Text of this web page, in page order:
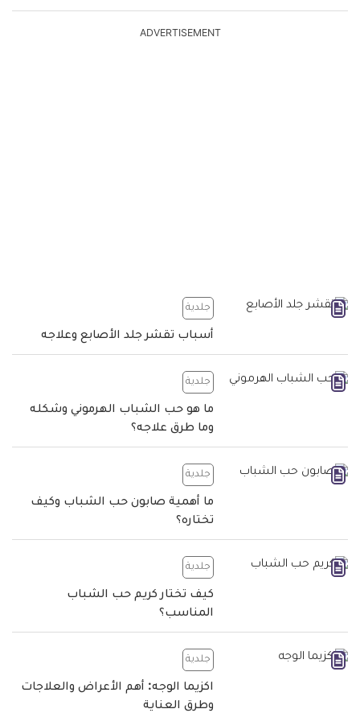
ADVERTISEMENT
جلدية
أسباب تقشر جلد الأصابع وعلاجه
جلدية
ما هو حب الشباب الهرموني وشكله
وما طرق علاجه؟
جلدية
ما أهمية صابون حب الشباب وكيف
تختاره؟
جلدية
كيف تختار كريم حب الشباب
المناسب؟
جلدية
اكزيما الوجه: أهم الأعراض والعلاجات
وطرق العناية